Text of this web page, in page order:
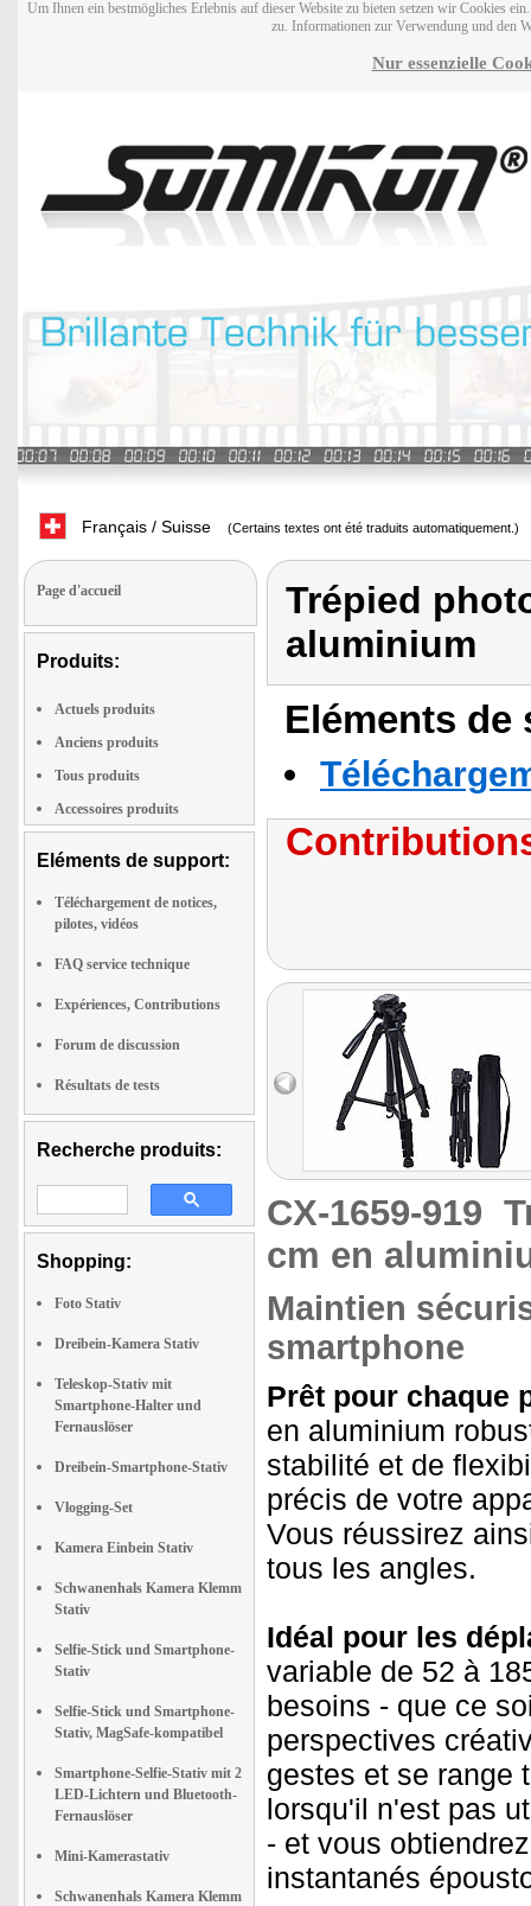
Um Ihnen ein bestmögliches Erlebnis auf dieser Website zu bieten setzen wir Cookies
zu. Informationen zur Verwendung und den
Nur essenzielle
Français / Suisse (Certains textes ont été traduits automatiquement.)
Page d'accueil
Produits:
Actuels produits
Anciens produits
Tous produits
Accessoires produits
Eléments de support:
Téléchargement de notices,
pilotes, vidéos
FAQ service technique
Expériences, Contributions
Forum de discussion
Résultats de tests
Recherche produits:
Shopping:
Foto Stativ
Dreibein-Kamera Stativ
Teleskop-Stativ mit
Smartphone-Halter und
Fernauslöser
Dreibein-Smartphone-Stativ
Vlogging-Set
Kamera Einbein Stativ
Schwanenhals Kamera Klemm
Stativ
Selfie-Stick und Smartphone-
Stativ
Selfie-Stick und Smartphone-
Stativ, MagSafe-kompatibel
Smartphone-Selfie-Stativ mit 2
LED-Lichtern und Bluetooth-
Fernauslöser
Mini-Kamerastativ
Schwanenhals Kamera Klemm
Trépied
aluminium
Eléments
CX-1659-919
cm en
Maintien
smartphone
Prêt pour chaque
en aluminium
stabilité et de
précis de votre
Vous réussirez
tous les angles.
Idéal pour les
variable de 52 à
besoins - que ce
perspectives
gestes et se range
lorsqu'il n'est pas
- et vous
instantanés